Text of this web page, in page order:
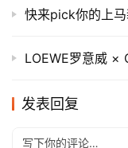
快来pick你的上马
LOEWE罗意威 ×
发表回复